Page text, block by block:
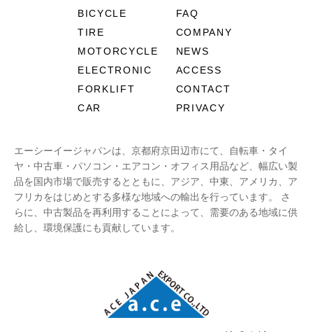
BICYCLE
TIRE
MOTORCYCLE
ELECTRONIC
FORKLIFT
CAR
FAQ
COMPANY
NEWS
ACCESS
CONTACT
PRIVACY
エーシーイージャパンは、京都府京田辺市にて、自転車・タイ
ヤ・中古車・パソコン・エアコン・オフィス用品など、幅広い製
品を国内市場で販売するとともに、アジア、中東、アメリカ、ア
フリカをはじめとする多様な地域への輸出を行っています。 さ
らに、中古製品を再利用することによって、需要のある地域に供
給し、環境保護にも貢献しています。